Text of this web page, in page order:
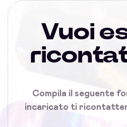
Vuoi
Compila il seguente
incaricato ti